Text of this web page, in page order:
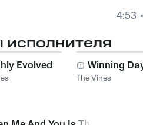
4:53
Evolved Winning
The Vines